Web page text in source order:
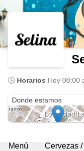
🕒 Horarios Hoy 08:00
Donde estamos
Menú
Cervezas